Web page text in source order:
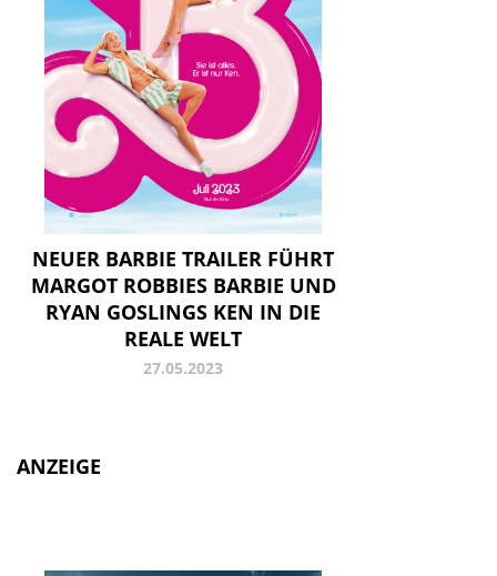
NEUER BARBIE TRAILER FÜHRT
MARGOT ROBBIES BARBIE UND
RYAN GOSLINGS KEN IN DIE
REALE WELT
27.05.2023
ANZEIGE